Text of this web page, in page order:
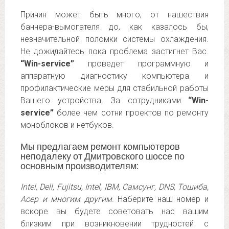
Причин может быть много, от нашествия
баннера-вымогателя до, как казалось бы,
незначительной поломки системы охлаждения.
Не дожидайтесь пока проблема застигнет Вас.
“Win-service” проведет программную и
аппаратную диагностику компьютера и
профилактические меры для стабильной работы
Вашего устройства. За сотрудниками “Win-
service” более чем сотни проектов по ремонту
моноблоков и нетбуков.
Мы предлагаем ремонт компьютеров
неподалеку от Дмитровского шоссе по
основным производителям:
Intel, Dell, Fujitsu, Intel, IBM, Самсунг, DNS, Тошиба,
Асер и многим другим. Наберите наш номер и
вскоре вы будете советовать нас вашим
близким при возникновении трудностей с